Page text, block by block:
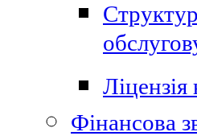
Фінансова